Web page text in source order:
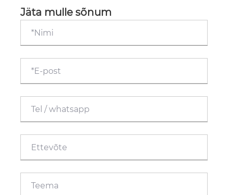
Jäta mulle sõnum